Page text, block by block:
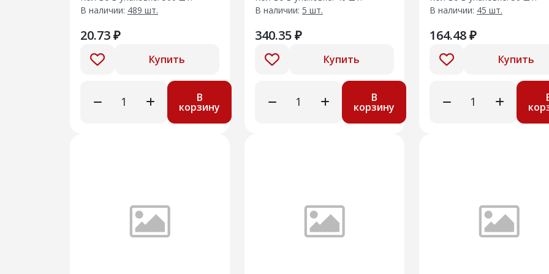
В наличии: 489 шт.
20.73 ₽
Купить
В
корзину
В наличии: 5 шт.
340.35 ₽
Купить
В
корзину
В наличии: 45 шт.
164.48 ₽
Купить